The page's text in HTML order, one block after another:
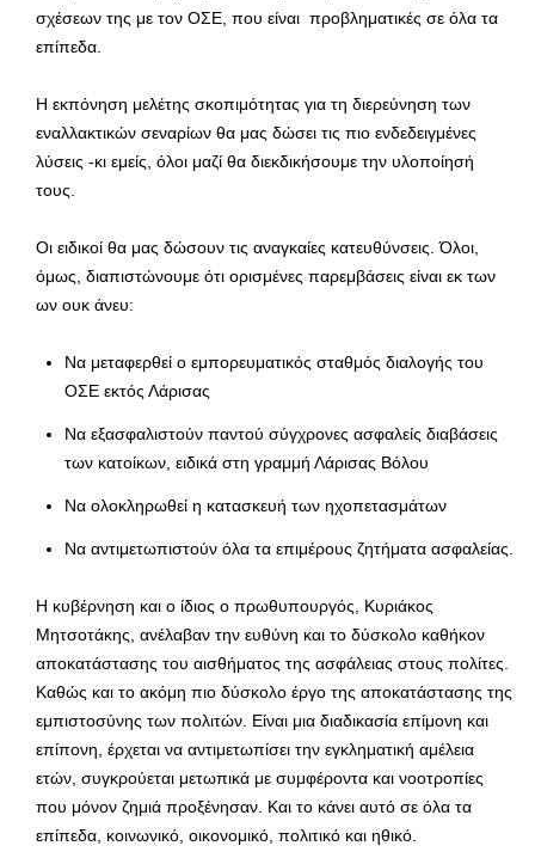
σχέσεων της με τον ΟΣΕ, που είναι προβληματικές σε όλα τα
επίπεδα.
Η εκπόνηση μελέτης σκοπιμότητας για τη διερεύνηση των
εναλλακτικών σεναρίων θα μας δώσει τις πιο ενδεδειγμένες
λύσεις -κι εμείς, όλοι μαζί θα διεκδικήσουμε την υλοποίησή
τους.
Οι ειδικοί θα μας δώσουν τις αναγκαίες κατευθύνσεις. Όλοι,
όμως, διαπιστώνουμε ότι ορισμένες παρεμβάσεις είναι εκ των
ων ουκ άνευ:
Να μεταφερθεί ο εμπορευματικός σταθμός διαλογής του
ΟΣΕ εκτός Λάρισας
Να εξασφαλιστούν παντού σύγχρονες ασφαλείς διαβάσεις
των κατοίκων, ειδικά στη γραμμή Λάρισας Βόλου
Να ολοκληρωθεί η κατασκευή των ηχοπετασμάτων
Να αντιμετωπιστούν όλα τα επιμέρους ζητήματα ασφαλείας.
Η κυβέρνηση και ο ίδιος ο πρωθυπουργός, Κυριάκος
Μητσοτάκης, ανέλαβαν την ευθύνη και το δύσκολο καθήκον
αποκατάστασης του αισθήματος της ασφάλειας στους πολίτες.
Καθώς και το ακόμη πιο δύσκολο έργο της αποκατάστασης της
εμπιστοσύνης των πολιτών. Είναι μια διαδικασία επίμονη και
επίπονη, έρχεται να αντιμετωπίσει την εγκληματική αμέλεια
ετών, συγκρούεται μετωπικά με συμφέροντα και νοοτροπίες
που μόνον ζημιά προξένησαν. Και το κάνει αυτό σε όλα τα
επίπεδα, κοινωνικό, οικονομικό, πολιτικό και ηθικό.